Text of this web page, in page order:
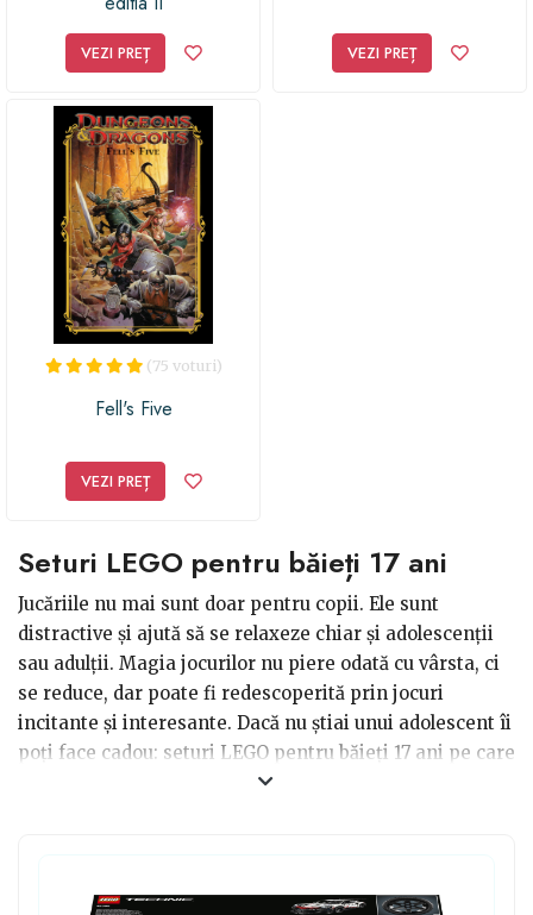
VEZI PREȚ VEZI PREȚ
(75 voturi)
Fell's Five
VEZI PREȚ
Seturi LEGO pentru băieți 17 ani
Jucăriile nu mai sunt doar pentru copii. Ele sunt
distractive și ajută să se relaxeze chiar și adolescenții
sau adulții. Magia jocurilor nu piere odată cu vârsta, ci
se reduce, dar poate fi redescoperită prin jocuri
incitante și interesante. Dacă nu știai unui adolescent îi
poți face cadou: seturi LEGO pentru băieți 17 ani pe care
le va aprecia pentru că sunt diferite de alte jocuri și îi
poți transpune în realitate ideile tale?